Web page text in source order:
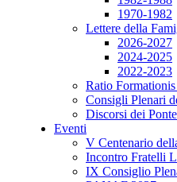
1970-1982
Lettere della
2026-2027
2024-2025
2022-2023
Ratio
Consigli Plenari
Discorsi dei
Eventi
V Centenario
Incontro Fratelli
IX Consiglio